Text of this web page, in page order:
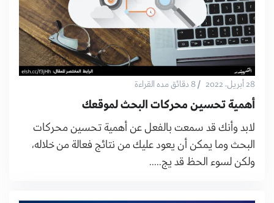
28 أبريل، 2022 /8 دقائق مده القراءة
أهمية تحسين محركات البحث لموقعك
لابد وأنك قد سمعت بالفعل عن أهمية تحسين محركات
البحث وما يمكن أن يعود عليك من نتائج فعالة من خلاله،
ولكن لسوء الحظ قد يج.....